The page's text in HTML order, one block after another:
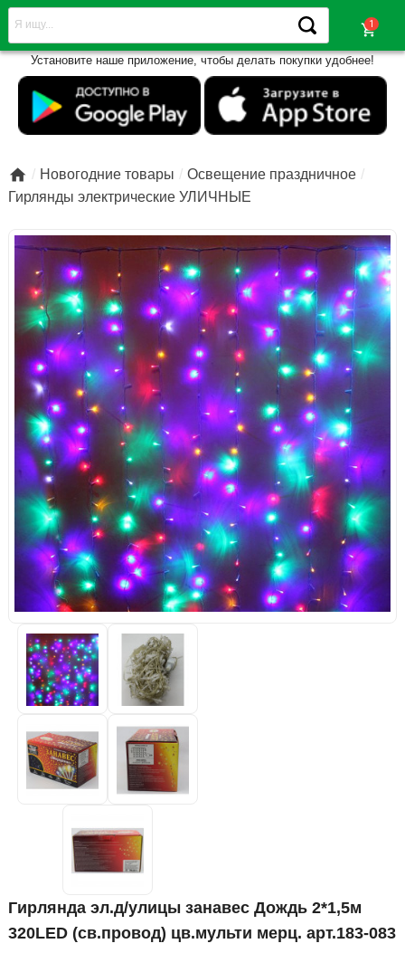
shopping_cart
Установите наше приложение, чтобы делать покупки удобнее!
 Новогодние товары
Освещение праздничное
Гирлянды электрические УЛИЧНЫЕ
Гирлянда эл.д/улицы занавес Дождь 2*1,5м
320LED (св.провод) цв.мульти мерц. арт.183-083